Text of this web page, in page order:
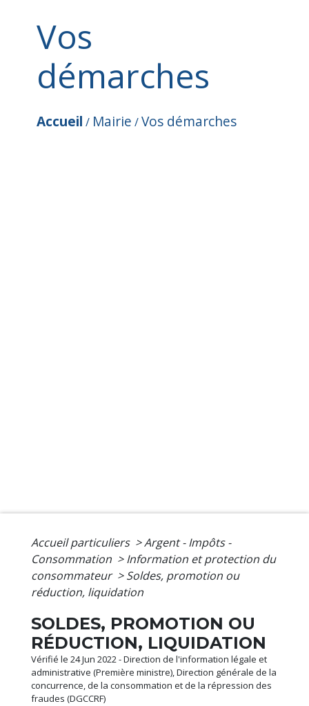
Vos
démarches
Accueil / Mairie /Vos démarches
Accueil particuliers >Argent - Impôts -
Consommation > Information et protection du
consommateur > Soldes, promotion ou
réduction, liquidation
SOLDES, PROMOTION OU
RÉDUCTION, LIQUIDATION
Vérifié le 24 Jun 2022 - Direction de l'information légale et
administrative (Première ministre), Direction générale de la
concurrence, de la consommation et de la répression des
fraudes (DGCCRF)